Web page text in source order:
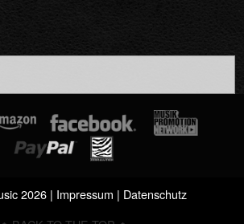
2026 | Impressum | Datenschutz